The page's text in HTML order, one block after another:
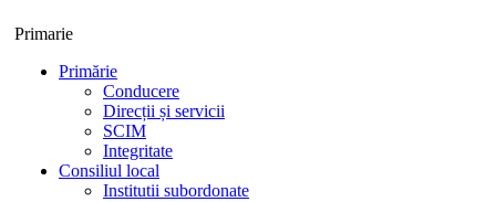
Primarie
Primărie
Conducere
Direcții și servicii
SCIM
Integritate
Consiliul local
Institutii subordonate